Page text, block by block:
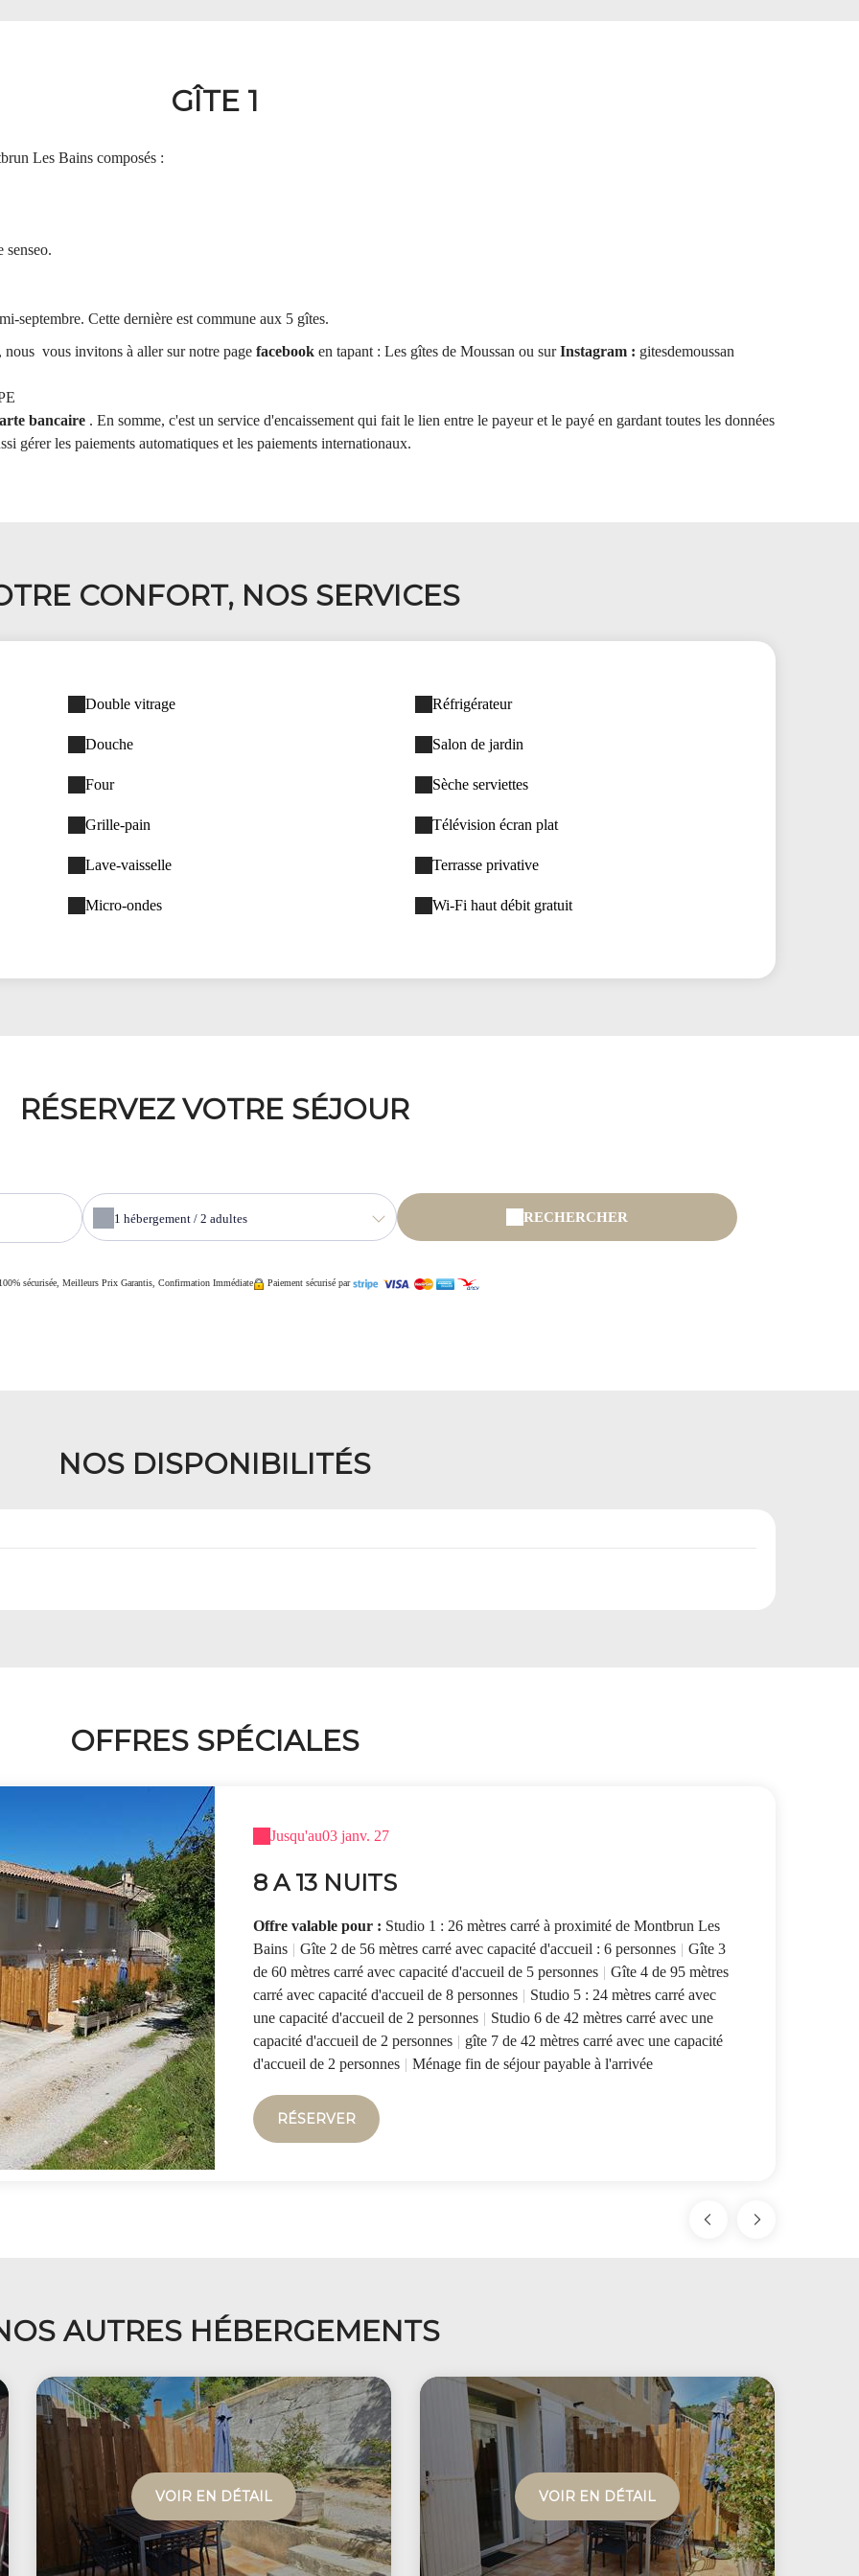
GÎTE 1
Les Bains composés :
senseo.
septembre. Cette dernière est commune aux 5 gîtes.
, nous vous invitons à aller sur notre page facebook en tapant : Les gîtes de Moussan ou surInstagram : gitesdemoussan
bancaire . En somme, c'est un service d'encaissement qui fait le lien entre le payeur et le payé en gardant toutes les données
gérer les paiements automatiques et les paiements internationaux.
CONFORT, NOS SERVICES
Double vitrage
Douche
Four
Grille-pain
Lave-vaisselle
Micro-ondes
Réfrigérateur
Salon de jardin
Sèche serviettes
Télévision écran plat
Terrasse privative
Wi-Fi haut débit gratuit
RÉSERVEZ VOTRE SÉJOUR
1 hébergement / 2 adultes RECHERCHER
sécurisée, Meilleurs Prix Garantis, Confirmation Immédiate Paiement sécurisé par
NOS DISPONIBILITÉS
OFFRES SPÉCIALES
Jusqu'au03 janv. 27
8 A 13 NUITS
Offre valable pour : Studio 1 : 26 mètres carré à proximité de Montbrun Les
Bains | Gîte 2 de 56 mètres carré avec capacité d'accueil : 6 personnes | Gîte 3
de 60 mètres carré avec capacité d'accueil de 5 personnes | Gîte 4 de 95 mètres
carré avec capacité d'accueil de 8 personnes | Studio 5 : 24 mètres carré avec
une capacité d'accueil de 2 personnes | Studio 6 de 42 mètres carré avec une
capacité d'accueil de 2 personnes | gîte 7 de 42 mètres carré avec une capacité
d'accueil de 2 personnes | Ménage fin de séjour payable à l'arrivée
RÉSERVER
AUTRES HÉBERGEMENTS
VOIR EN DÉTAIL VOIR EN DÉTAIL